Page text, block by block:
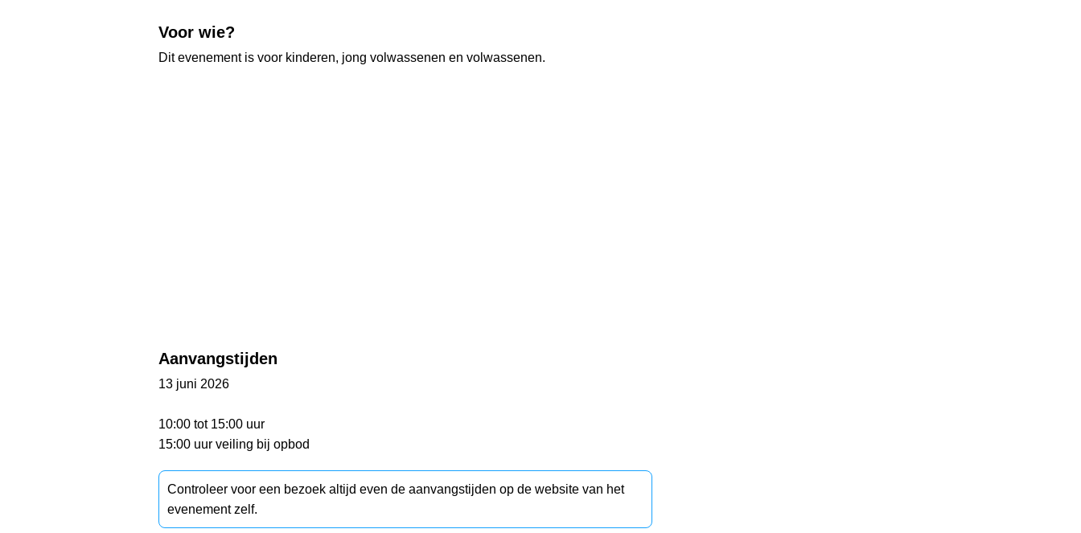
Voor wie?
Dit evenement is voor kinderen, jong volwassenen en volwassenen.
Aanvangstijden
13 juni 2026
10:00 tot 15:00 uur
15:00 uur veiling bij opbod
Controleer voor een bezoek altijd even de aanvangstijden op de website van het
evenement zelf.